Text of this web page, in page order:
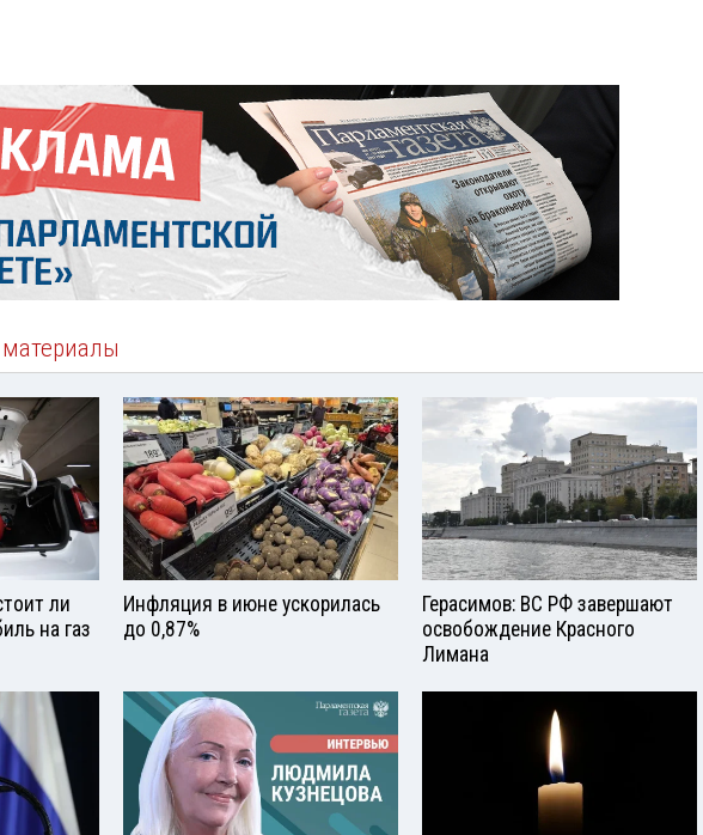
ли
на газ
Инфляция в июне ускорилась
до 0,87%
Герасимов: ВС РФ завершают
освобождение Красного
Лимана